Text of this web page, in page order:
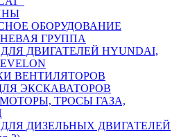
ОБОРУДОВАНИЕ
ГРУППА
ДВИГАТЕЛЕЙ HYUNDAI,
ВЕНТИЛЯТОРОВ
ЭКСКАВАТОРОВ
ТРОСЫ ГАЗА,
ДИЗЕЛЬНЫХ ДВИГАТЕЛЕЙ